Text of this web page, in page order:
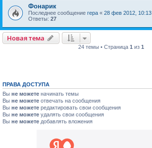
Фонарик
Последнее сообщение гера « 28 фев 2012, 10:13
Ответы: 27
Новая тема
24 темы • Страница 1из 1
ПРАВА ДОСТУПА
Вы не можете начинать темы
Вы не можете отвечать на сообщения
Вы не можете редактировать свои сообщения
Вы не можете удалять свои сообщения
Вы не можете добавлять вложения